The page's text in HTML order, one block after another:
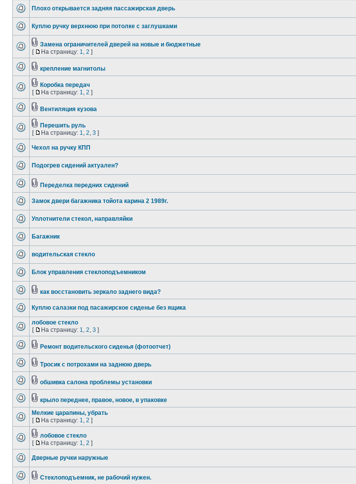
Плохо открывается задняя пассажирская дверь
Куплю ручку верхнюю при потолке с заглушками
Замена ограничителей дверей на новые и бюджетные
[
На страницу: 1, 2 ]
крепление магнитолы
Коробка передач
[
На страницу: 1, 2 ]
Вентиляция кузова
Перешить руль
[
На страницу: 1, 2, 3 ]
Чехол на ручку КПП
Подогрев сидений актуален?
Переделка передних сидений
Замок двери багажника тойота карина 2 1989г.
Уплотнители стекол, направляйки
Багажник
водительская стекло
Блок управления стеклоподъемником
как восстановить зеркало заднего вида?
Куплю салазки под пасажирское сиденье без ящика
лобовое стекло
[
На страницу: 1, 2, 3 ]
Ремонт водительского сиденья (фотоотчет)
Тросик с потрохами на заднюю дверь
обшивка салона проблемы установки
крыло переднее, правое, новое, в упаковке
Мелкие царапины, убрать
[
На страницу: 1, 2 ]
лобовое стекло
[
На страницу: 1, 2 ]
Дверные ручки наружные
Стеклоподъемник, не рабочий нужен.